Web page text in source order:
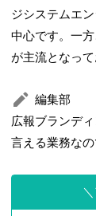
ジシステムエ
中心です。一
が主流となっ
編集部
広報ブランデ
言える業務なの